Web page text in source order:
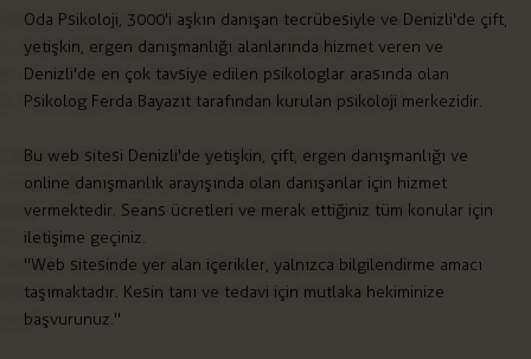
Oda Psikoloji, 3000'i aşkın danışan tecrübesiyle ve Denizli'de çift,
yetişkin, ergen danışmanlığı alanlarında hizmet veren ve
Denizli'de en çok tavsiye edilen psikologlar arasında olan
Psikolog Ferda Bayazıt tarafından kurulan psikoloji merkezidir.
Bu web sitesi Denizli'de yetişkin, çift, ergen danışmanlığı ve
online danışmanlık arayışında olan danışanlar için hizmet
vermektedir. Seans ücretleri ve merak ettiğiniz tüm konular için
iletişime geçiniz.
"Web sitesinde yer alan içerikler, yalnızca bilgilendirme amacı
taşımaktadır. Kesin tanı ve tedavi için mutlaka hekiminize
başvurunuz."